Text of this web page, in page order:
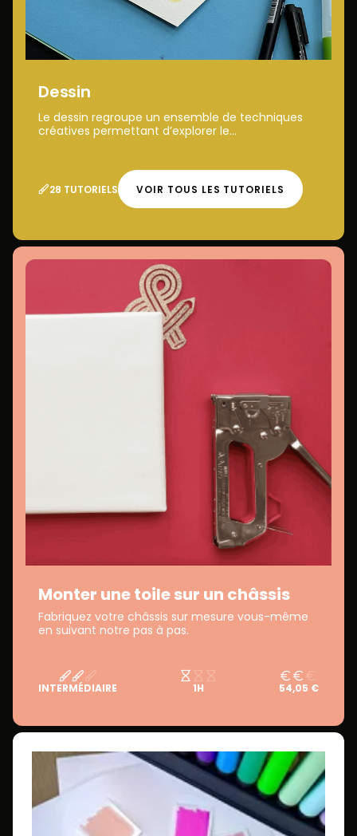
Dessin
Le dessin regroupe un ensemble de techniques
créatives permettant d’explorer le...
28 TUTORIELS VOIR TOUS LES TUTORIELS
Monter une toile sur un châssis
Fabriquez votre châssis sur mesure vous-même
en suivant notre pas à pas.
INTERMÉDIAIRE 1H 54,05 €